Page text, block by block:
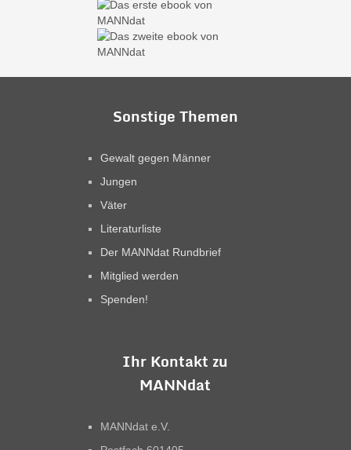
Sonstige Themen
Gewalt gegen Männer
Jungen
Väter
Literaturliste
Der MANNdat Rundbrief
Mitglied werden
Spenden!
Ihr Kontakt zu
MANNdat
MANNdat e.V.